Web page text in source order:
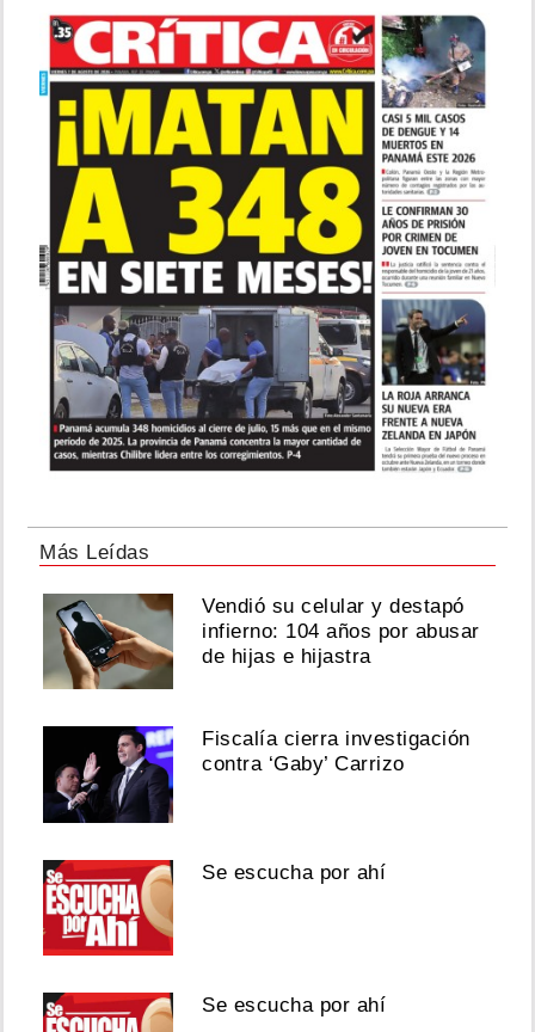
Más Leídas
Vendió su celular y destapó
infierno: 104 años por abusar
de hijas e hijastra
Fiscalía cierra investigación
contra ‘Gaby’ Carrizo
Se escucha por ahí
Se escucha por ahí